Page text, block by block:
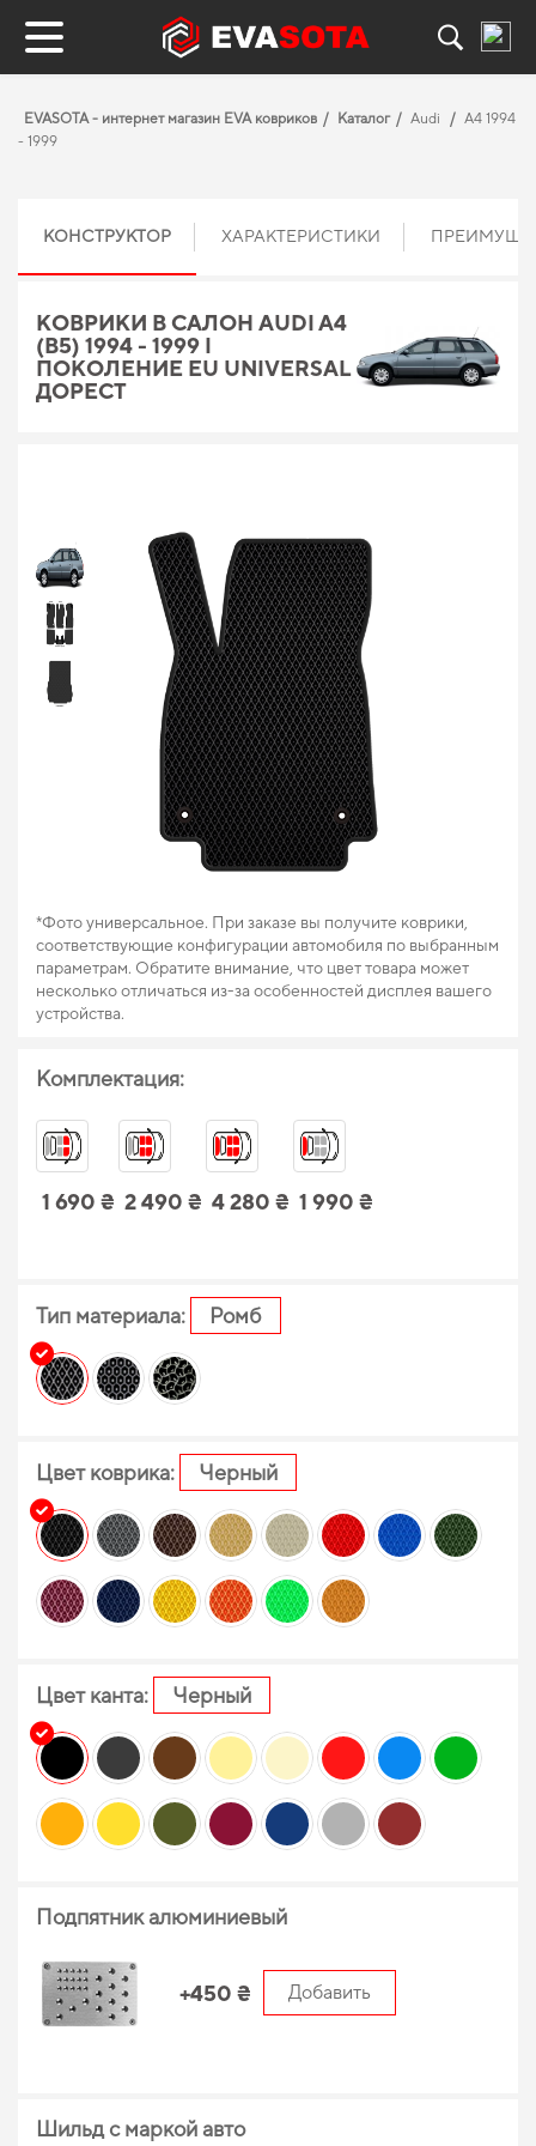
EVASOTA - интернет магазин EVA ковриков Каталог Audi
A4 1994
- 1999
КОНСТРУКТОР ХАРАКТЕРИСТИКИ
КОВРИКИ В САЛОН AUDI A4
(B5) 1994 - 1999 I
ПОКОЛЕНИЕ EU UNIVERSAL
ДОРЕСТ
*Фото универсальное. При заказе вы получите коврики,
соответствующие конфигурации автомобиля по выбранным
параметрам. Обратите внимание, что цвет товара может
несколько отличаться из-за особенностей дисплея вашего
устройства.
Комплектация:
1 690 ₴ 2 490 ₴ 4 280 ₴ 1 990 ₴
Тип материала: Ромб
Цвет коврика: Черный
Цвет канта: Черный
Подпятник алюминиевый
+450 ₴ Добавить
Шильд с маркой авто